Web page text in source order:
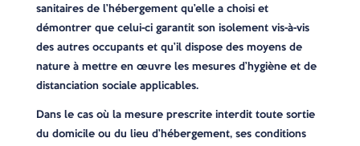
sanitaires de l’hébergement qu’elle a choisi et
démontrer que celui-ci garantit son isolement vis-à-vis
des autres occupants et qu’il dispose des moyens de
nature à mettre en œuvre les mesures d’hygiène et de
distanciation sociale applicables.
Dans le cas où la mesure prescrite interdit toute sortie
du domicile ou du lieu d’hébergement, ses conditions